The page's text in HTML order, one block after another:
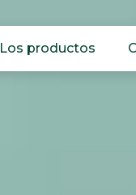
Los productos